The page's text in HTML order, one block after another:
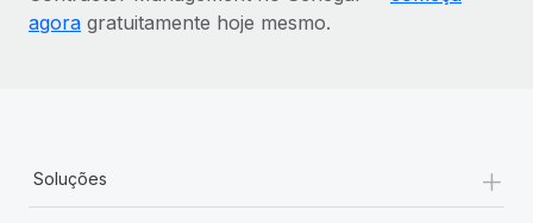
agora gratuitamente hoje mesmo.
Soluções +